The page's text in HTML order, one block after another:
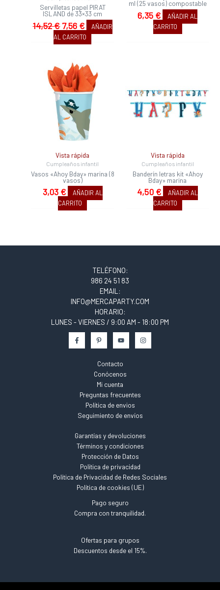
Servilletas papel PIRAT
ISLAND de 33×33 cm
14,52€ 7,56 €
AÑADIR
AL CARRITO
ml (25 vasos) compostable
6,35 €
AÑADIR AL
CARRITO
Vista rápida
Cumpleaños infantil
Vasos «Ahoy Bday» marina (8
vasos)
3,03 €
AÑADIR AL
CARRITO
Vista rápida
Cumpleaños infantil
Banderín letras kit «Ahoy
Bday» marina
4,50 €
AÑADIR AL
CARRITO
TELÉFONO:
986 24 51 83
EMAIL:
INFO@MERCAPARTY.COM
HORARIO:
LUNES - VIERNES / 9:00 AM - 18:00 PM
Contacto
Conócenos
Mi cuenta
Preguntas frecuentes
Política de envios
Seguimiento de envíos
Garantías y devoluciones
Términos y condiciones
Protección de Datos
Política de privacidad
Política de Privacidad de Redes Sociales
Política de cookies (UE)
Pago seguro
Compra con tranquilidad.
Ofertas para grupos
Descuentos desde el 15%.